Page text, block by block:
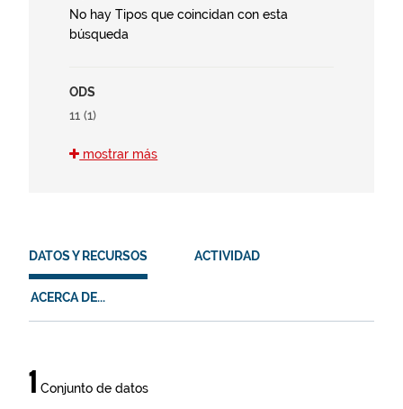
No hay Tipos que coincidan con esta
búsqueda
ODS
11 (1)
mobil (1)
mostrar más
DATOS Y RECURSOS ACTIVIDAD
ACERCA DE...
Datos
y
1 Conjunto de datos